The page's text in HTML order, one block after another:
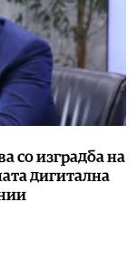
со изградба на
дигитална